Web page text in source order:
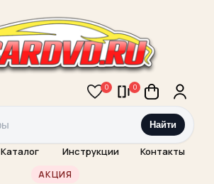
0 0
Найти
Каталог Инструкции Контакты
АКЦИЯ